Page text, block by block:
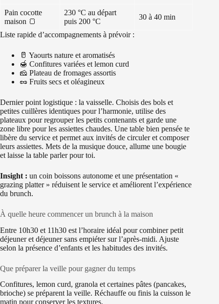
Pain cocotte
maison 🍞
230 °C au départ
puis 200 °C
30 à 40 min
Liste rapide d’accompagnements à prévoir :
🥛 Yaourts nature et aromatisés
🍯 Confitures variées et lemon curd
🧀 Plateau de fromages assortis
🥜 Fruits secs et oléagineux
Dernier point logistique : la vaisselle. Choisis des bols et
petites cuillères identiques pour l’harmonie, utilise des
plateaux pour regrouper les petits contenants et garde une
zone libre pour les assiettes chaudes. Une table bien pensée te
libère du service et permet aux invités de circuler et composer
leurs assiettes. Mets de la musique douce, allume une bougie
et laisse la table parler pour toi.
Insight : un coin boissons autonome et une présentation «
grazing platter » réduisent le service et améliorent l’expérience
du brunch.
À quelle heure commencer un brunch à la maison
Entre 10h30 et 11h30 est l’horaire idéal pour combiner petit
déjeuner et déjeuner sans empiéter sur l’après-midi. Ajuste
selon la présence d’enfants et les habitudes des invités.
Que préparer la veille pour gagner du temps
Confitures, lemon curd, granola et certaines pâtes (pancakes,
brioche) se préparent la veille. Réchauffe ou finis la cuisson le
matin pour conserver les textures.